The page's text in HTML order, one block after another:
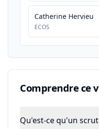
Catherine Hervieu
ECOS
Comprendre ce
Qu'est-ce qu'un